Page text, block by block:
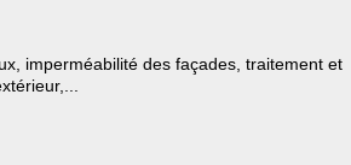
imperméabilité des façades, traitement et